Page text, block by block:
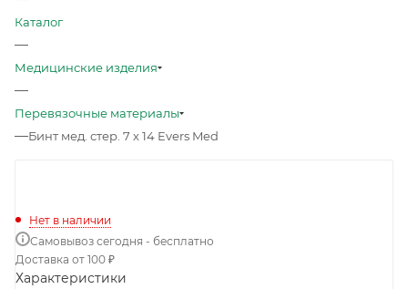
Каталог
—
Медицинские изделия
—
Перевязочные материалы
—Бинт мед. стер. 7 х 14 Evers Med
Нет в наличии
Самовывоз сегодня - бесплатно
Доставка от 100 ₽
Характеристики